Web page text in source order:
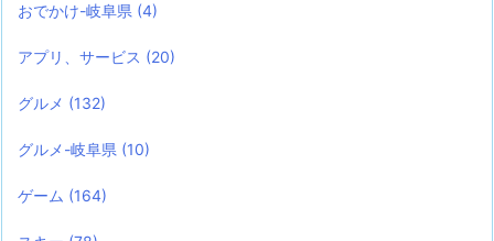
おでかけ-岐阜県 (4)
アプリ、サービス (20)
グルメ (132)
グルメ-岐阜県 (10)
ゲーム (164)